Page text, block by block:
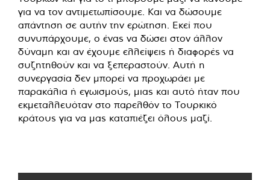
για να τον αντιμετωπίσουμε. Και να δώσουμε
απάντηση σε αυτήν την ερώτηση. Εκεί που
συνυπάρχουμε, ο ένας να δώσει στον άλλον
δύναμη και αν έχουμε ελλείψεις ή διαφορές να
συζητηθούν και να ξεπεραστούν. Αυτή η
συνεργασία δεν μπορεί να προχωράει με
παρακάλια ή εγωισμούς, μιας και αυτό ήταν που
εκμεταλλευόταν στο παρελθόν το Τουρκικό
κράτους για να μας καταπιέζει όλους μαζί.